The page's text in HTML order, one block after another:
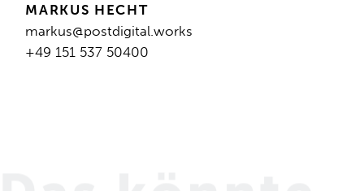
MARKUS HECHT
markus@postdigital.works
+49 151 537 50400